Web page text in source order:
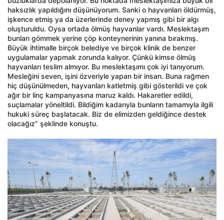
haksızlık yapıldığını düşünüyorum. Sanki o hayvanları öldürmüş,
işkence etmiş ya da üzerlerinde deney yapmış gibi bir algı
oluşturuldu. Oysa ortada ölmüş hayvanlar vardı. Meslektaşım
bunları gömmek yerine çöp konteynerinin yanına bırakmış.
Büyük ihtimalle birçok belediye ve birçok klinik de benzer
uygulamalar yapmak zorunda kalıyor. Çünkü kimse ölmüş
hayvanları teslim almıyor. Bu meslektaşımı çok iyi tanıyorum.
Mesleğini seven, işini özveriyle yapan bir insan. Buna rağmen
hiç düşünülmeden, hayvanları katletmiş gibi gösterildi ve çok
ağır bir linç kampanyasına maruz kaldı. Hakaretler edildi,
suçlamalar yöneltildi. Bildiğim kadarıyla bunların tamamıyla ilgili
hukuki süreç başlatacak. Biz de elimizden geldiğince destek
olacağız” şeklinde konuştu.